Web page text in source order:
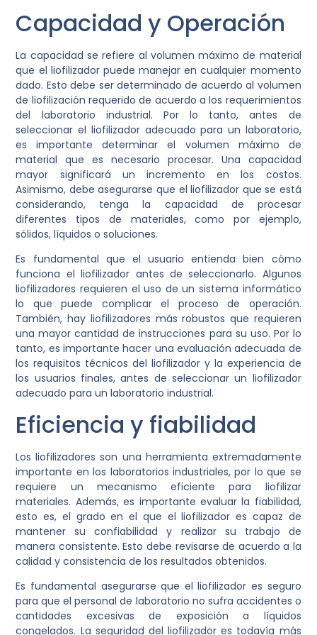
Capacidad y Operación
La capacidad se refiere al volumen máximo de material
que el liofilizador puede manejar en cualquier momento
dado. Esto debe ser determinado de acuerdo al volumen
de liofilización requerido de acuerdo a los requerimientos
del laboratorio industrial. Por lo tanto, antes de
seleccionar el liofilizador adecuado para un laboratorio,
es importante determinar el volumen máximo de
material que es necesario procesar. Una capacidad
mayor significará un incremento en los costos.
Asimismo, debe asegurarse que el liofilizador que se está
considerando, tenga la capacidad de procesar
diferentes tipos de materiales, como por ejemplo,
sólidos, líquidos o soluciones.
Es fundamental que el usuario entienda bien cómo
funciona el liofilizador antes de seleccionarlo. Algunos
liofilizadores requieren el uso de un sistema informático
lo que puede complicar el proceso de operación.
También, hay liofilizadores más robustos que requieren
una mayor cantidad de instrucciones para su uso. Por lo
tanto, es importante hacer una evaluación adecuada de
los requisitos técnicos del liofilizador y la experiencia de
los usuarios finales, antes de seleccionar un liofilizador
adecuado para un laboratorio industrial.
Eficiencia y fiabilidad
Los liofilizadores son una herramienta extremadamente
importante en los laboratorios industriales, por lo que se
requiere un mecanismo eficiente para liofilizar
materiales. Además, es importante evaluar la fiabilidad,
esto es, el grado en el que el liofilizador es capaz de
mantener su confiabilidad y realizar su trabajo de
manera consistente. Esto debe revisarse de acuerdo a la
calidad y consistencia de los resultados obtenidos.
Es fundamental asegurarse que el liofilizador es seguro
para que el personal de laboratorio no sufra accidentes o
cantidades excesivas de exposición a líquidos
congelados. La seguridad del liofilizador es todavía más